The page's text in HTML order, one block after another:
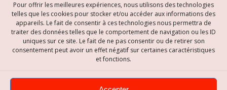
Pour offrir les meilleures expériences, nous utilisons des technologies
telles que les cookies pour stocker et/ou accéder aux informations des
appareils. Le fait de consentir à ces technologies nous permettra de
traiter des données telles que le comportement de navigation ou les ID
uniques sur ce site. Le fait de ne pas consentir ou de retirer son
consentement peut avoir un effet négatif sur certaines caractéristiques
et fonctions.
Navigation
de
l’article